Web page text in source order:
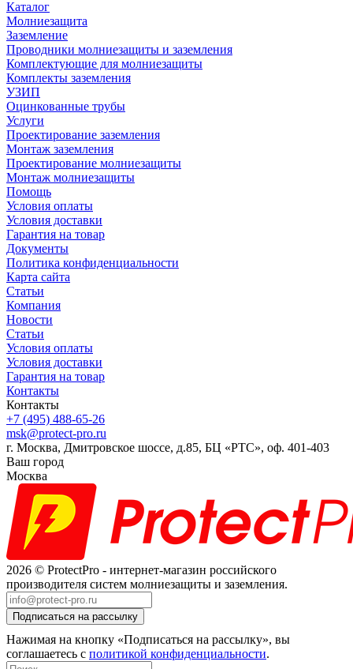
Каталог
Молниезащита
Заземление
Проводники молниезащиты и заземления
Комплектующие для молниезащиты
Комплекты заземления
УЗИП
Оцинкованные трубы
Услуги
Проектирование заземления
Монтаж заземления
Проектирование молниезащиты
Монтаж молниезащиты
Помощь
Условия оплаты
Условия доставки
Гарантия на товар
Документы
Политика конфиденциальности
Карта сайта
Статьи
Компания
Новости
Статьи
Условия оплаты
Условия доставки
Гарантия на товар
Контакты
Контакты
+7 (495) 488-65-26
msk@protect-pro.ru
г. Москва, Дмитровское шоссе, д.85, БЦ «РТС», оф. 401-403
Ваш город
Москва
2026 © ProtectPro - интернет-магазин российского
производителя систем молниезащиты и заземления.
Нажимая на кнопку «Подписаться на рассылку», вы
соглашаетесь с политикой конфиденциальности.